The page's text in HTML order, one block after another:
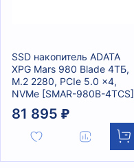
SSD накопитель ADATA
XPG Mars 980 Blade 4ТБ,
M.2 2280, PCIe 5.0 x4,
NVMe [SMAR-980B-4TCS]
81 895 ₽